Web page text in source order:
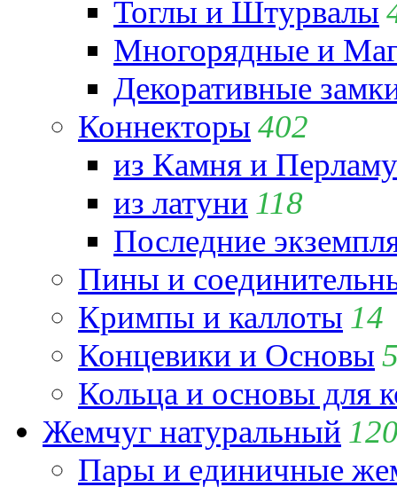
Тоглы и Штурвалы
Многорядные и
Декоративные
Коннекторы 402
из Камня и
из латуни 118
Последние
Пины и
Кримпы и каллоты 14
Концевики и Основы
Кольца и основы для
Жемчуг натуральный
Пары и единичные